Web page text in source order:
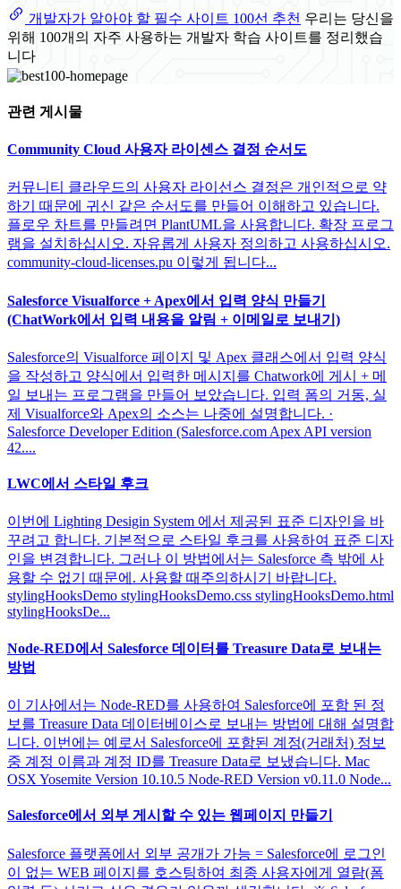
개발자가 알아야 할 필수 사이트 100선 추천 우리는 당신을
위해 100개의 자주 사용하는 개발자 학습 사이트를 정리했습
니다
관련 게시물
Community Cloud 사용자 라이센스 결정 순서도
커뮤니티 클라우드의 사용자 라이선스 결정은 개인적으로 약
하기 때문에 귀신 같은 순서도를 만들어 이해하고 있습니다.
플로우 차트를 만들려면 PlantUML을 사용합니다. 확장 프로그
램을 설치하십시오. 자유롭게 사용자 정의하고 사용하십시오.
community-cloud-licenses.pu 이렇게 됩니다...
Salesforce Visualforce + Apex에서 입력 양식 만들기
(ChatWork에서 입력 내용을 알림 + 이메일로 보내기)
Salesforce의 Visualforce 페이지 및 Apex 클래스에서 입력 양식
을 작성하고 양식에서 입력한 메시지를 Chatwork에 게시 + 메
일 보내는 프로그램을 만들어 보았습니다. 입력 폼의 거동, 실
제 Visualforce와 Apex의 소스는 나중에 설명합니다. ·
Salesforce Developer Edition (Salesforce.com Apex API version
42....
LWC에서 스타일 후크
이번에 Lighting Desigin System 에서 제공된 표준 디자인을 바
꾸려고 합니다. 기본적으로 스타일 후크를 사용하여 표준 디자
인을 변경합니다. 그러나 이 방법에서는 Salesforce 측 밖에 사
용할 수 없기 때문에. 사용할 때주의하시기 바랍니다.
stylingHooksDemo stylingHooksDemo.css stylingHooksDemo.html
stylingHooksDe...
Node-RED에서 Salesforce 데이터를 Treasure Data로 보내는
방법
이 기사에서는 Node-RED를 사용하여 Salesforce에 포함 된 정
보를 Treasure Data 데이터베이스로 보내는 방법에 대해 설명합
니다. 이번에는 예로서 Salesforce에 포함된 계정(거래처) 정보
중 계정 이름과 계정 ID를 Treasure Data로 보냈습니다. Mac
OSX Yosemite Version 10.10.5 Node-RED Version v0.11.0 Node...
Salesforce에서 외부 게시할 수 있는 웹페이지 만들기
Salesforce 플랫폼에서 외부 공개가 가능 = Salesforce에 로그인
이 없는 WEB 페이지를 호스팅하여 최종 사용자에게 열람(폼